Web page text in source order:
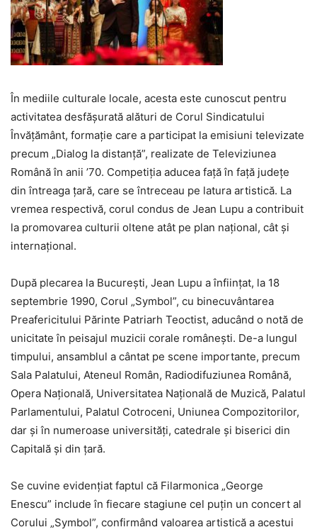
În mediile culturale locale, acesta este cunoscut pentru
activitatea desfășurată alături de Corul Sindicatului
Învățământ, formație care a participat la emisiuni televizate
precum „Dialog la distanță”, realizate de Televiziunea
Română în anii ’70. Competiția aducea față în față județe
din întreaga țară, care se întreceau pe latura artistică. La
vremea respectivă, corul condus de Jean Lupu a contribuit
la promovarea culturii oltene atât pe plan național, cât și
internațional.
După plecarea la București, Jean Lupu a înființat, la 18
septembrie 1990, Corul „Symbol”, cu binecuvântarea
Preafericitului Părinte Patriarh Teoctist, aducând o notă de
unicitate în peisajul muzicii corale românești. De-a lungul
timpului, ansamblul a cântat pe scene importante, precum
Sala Palatului, Ateneul Român, Radiodifuziunea Română,
Opera Națională, Universitatea Națională de Muzică, Palatul
Parlamentului, Palatul Cotroceni, Uniunea Compozitorilor,
dar și în numeroase universități, catedrale și biserici din
Capitală și din țară.
Se cuvine evidențiat faptul că Filarmonica „George
Enescu” include în fiecare stagiune cel puțin un concert al
Corului „Symbol”, confirmând valoarea artistică a acestui